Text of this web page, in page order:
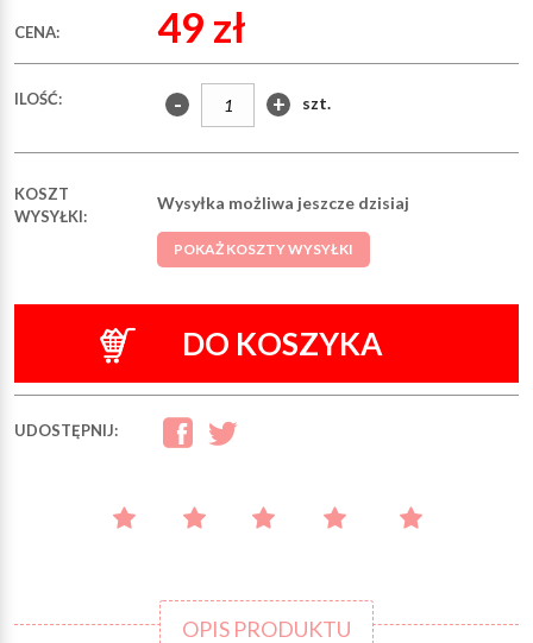
CENA: 49 zł
ILOŚĆ: - + szt.
KOSZT
WYSYŁKI:
Wysyłka możliwa jeszcze dzisiaj
POKAŻ KOSZTY WYSYŁKI
DO KOSZYKA
UDOSTĘPNIJ:
OPIS PRODUKTU